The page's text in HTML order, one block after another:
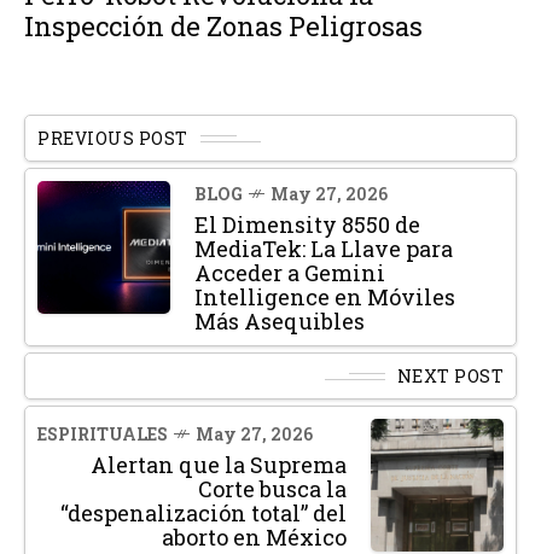
Inspección de Zonas Peligrosas
PREVIOUS POST
BLOG May 27, 2026
El Dimensity 8550 de
MediaTek: La Llave para
Acceder a Gemini
Intelligence en Móviles
Más Asequibles
NEXT POST
ESPIRITUALES May 27, 2026
Alertan que la Suprema
Corte busca la
“despenalización total” del
aborto en México